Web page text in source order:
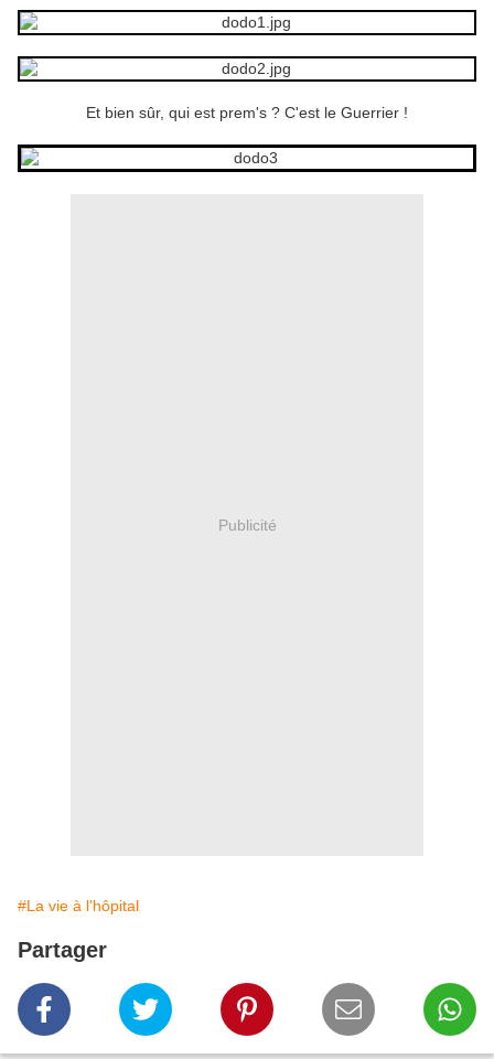
Et bien sûr, qui est prem's ? C'est le Guerrier !
Publicité
#La vie à l'hôpital
Partager